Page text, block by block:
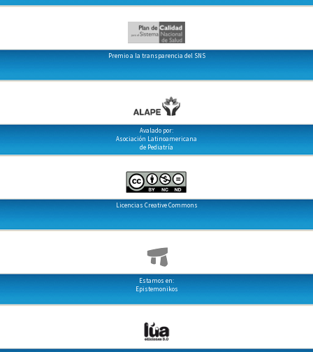
Premio a la transparencia del SNS
Avalado por:
Asociación Latinoamericana
de Pediatría
Licencias Creative Commons
Estamos en:
Epistemonikos